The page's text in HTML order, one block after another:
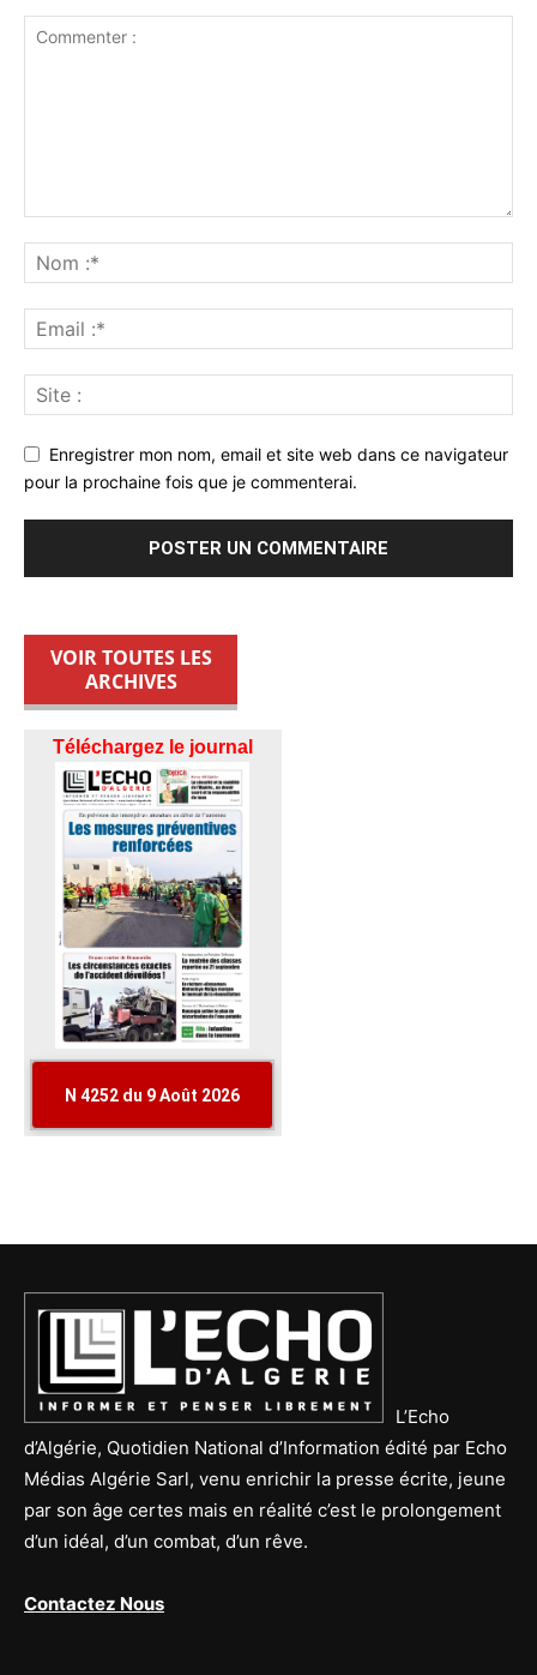
Enregistrer mon nom, email et site web dans ce navigateur
pour la prochaine fois que je commenterai.
VOIR TOUTES LES
ARCHIVES
L’Echo
d’Algérie, Quotidien National d’Information édité par Echo
Médias Algérie Sarl, venu enrichir la presse écrite, jeune
par son âge certes mais en réalité c’est le prolongement
d’un idéal, d’un combat, d’un rêve.
Contactez Nous